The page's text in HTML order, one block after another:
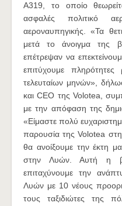
A319, το οποίο
ασφαλές πολιτικό
αεροναυπηγικής. «Τα
μετά το άνοιγμα της
επέτρεψαν να
επιτύχουμε
τελευταίων μηνών»,
και CEO της Volotea,
με την απόφαση της
«Είμαστε πολύ
παρουσία της Volotea
θα ανοίξουμε την έκτη
στην Λυών. Αυτή η
επιταχύνουμε την
Λυών με 10 νέους
τους ταξιδιώτες της